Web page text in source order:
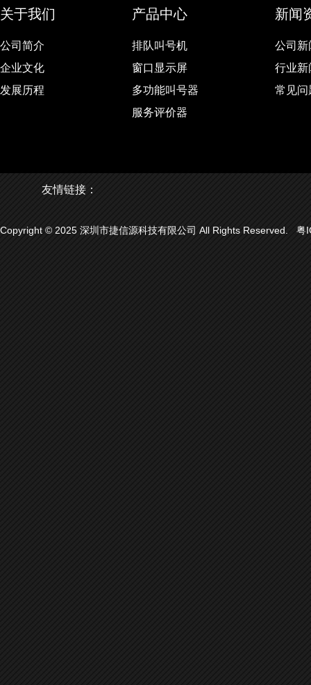
关于我们
公司简介
企业文化
发展历程
产品中心
排队叫号机
窗口显示屏
多功能叫号器
服务评价器
新闻
公司新
行业新
常见问
友情链接：
Copyright © 2025 深圳市捷信源科技有限公司 All Rights Reserved. 粤